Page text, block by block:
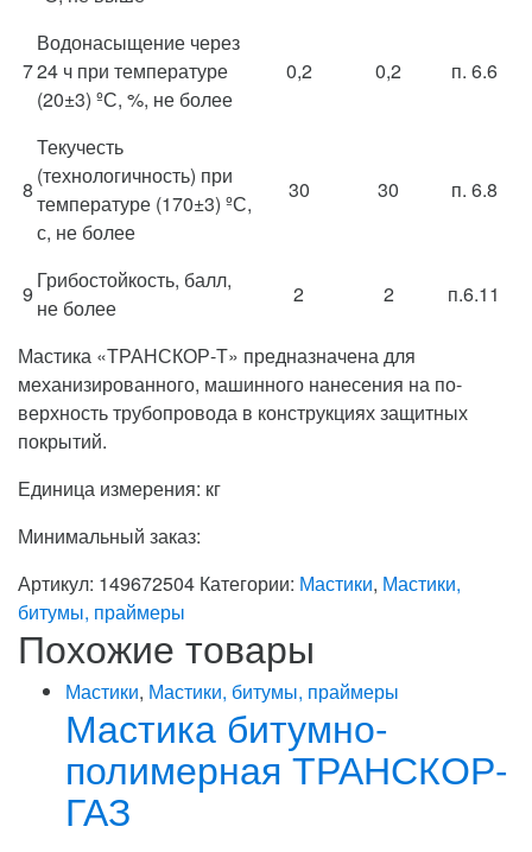
7
Водонасыщение через
24 ч при температуре
(20±3) ºС, %, не более
0,2 0,2 п. 6.6
8
Текучесть
(технологичность) при
температуре (170±3) ºС,
с, не более
30 30 п. 6.8
9
Грибостойкость, балл,
не более
2 2 п.6.11
Мастика «ТРАНСКОР-Т» предназначена для
механизированного, машинного нанесения на по-
верхность трубопровода в конструкциях защитных
покрытий.
Единица измерения: кг
Минимальный заказ:
Артикул: 149672504 Категории: Мастики, Мастики,
битумы, праймеры
Похожие товары
Мастики, Мастики, битумы, праймеры
Мастика битумно-
полимерная ТРАНСКОР-
ГАЗ